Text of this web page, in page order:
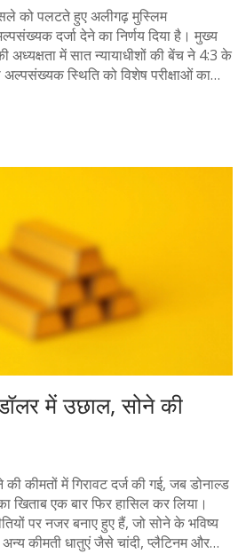
को पलटते हुए अलीगढ़ मुस्लिम
दर्जा देने का निर्णय दिया है। मुख्य
अध्यक्षता में सात न्यायाधीशों की बेंच ने 4:3 के
स्थिति को विशेष परीक्षाओं का
व्यापक होगा।
में उछाल, सोने की
कीमतों में गिरावट दर्ज की गई, जब डोनाल्ड
खिताब एक बार फिर हासिल कर लिया।
पर नजर बनाए हुए हैं, जो सोने के भविष्य
कीमती धातुएं जैसे चांदी, प्लैटिनम और